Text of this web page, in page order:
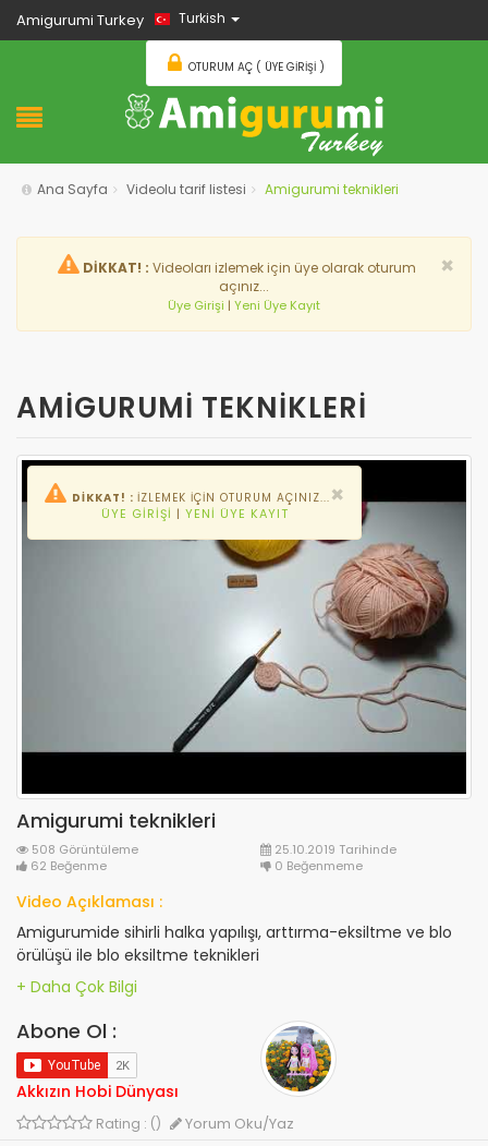
Amigurumi Turkey Turkish
OTURUM AÇ ( ÜYE GIRIŞI )
Ana Sayfa Videolu tarif listesi Amigurumi teknikleri
×
DİKKAT! : Videoları izlemek için üye olarak oturum
açınız...
Üye Girişi | Yeni Üye Kayıt
AMIGURUMI TEKNIKLERI
×
DİKKAT! : İZLEMEK IÇIN OTURUM AÇINIZ...
ÜYE GIRIŞI | YENI ÜYE KAYIT
Amigurumi teknikleri
508 Görüntüleme
25.10.2019 Tarihinde
62 Beğenme
0 Beğenmeme
Video Açıklaması :
Amigurumide sihirli halka yapılışı, arttırma-eksiltme ve blo
örülüşü ile blo eksiltme teknikleri
Abone Ol :
Akkızın Hobi Dünyası
Rating : () Yorum Oku/Yaz